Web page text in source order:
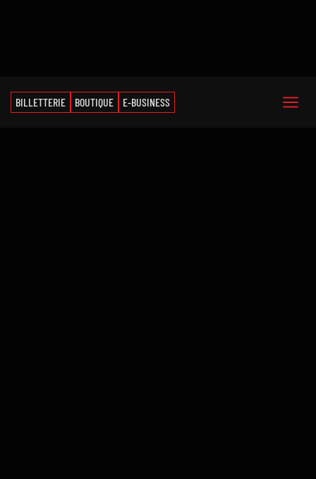
BILLETTERIE BOUTIQUE E-BUSINESS